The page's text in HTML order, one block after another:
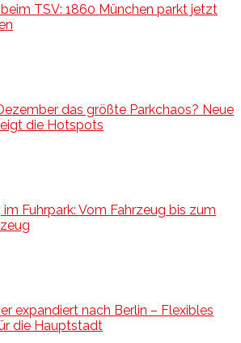
TSV: 1860 München parkt jetzt
das größte Parkchaos? Neue
die Hotspots
Fuhrpark: Vom Fahrzeug bis zum
expandiert nach Berlin – Flexibles
die Hauptstadt